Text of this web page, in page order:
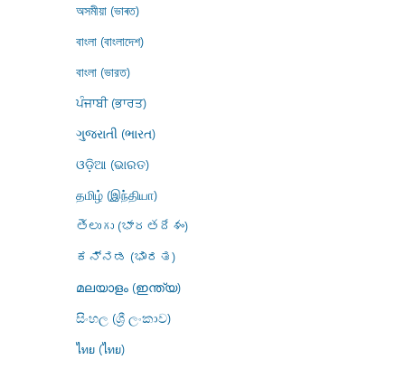
অসমীয়া (ভাৰত)
বাংলা (বাংলাদেশ)
বাংলা (ভারত)
ਪੰਜਾਬੀ (ਭਾਰਤ)
ગુજરાતી (ભારત)
ଓଡ଼ିଆ (ଭାରତ)
தமிழ் (இந்தியா)
తెలుగు (భారతదేశం)
ಕನ್ನಡ (ಭಾರತ)
മലയാളം (ഇന്ത്യ)
සිංහල (ශ්‍රී ලංකාව)
ไทย (ไทย)